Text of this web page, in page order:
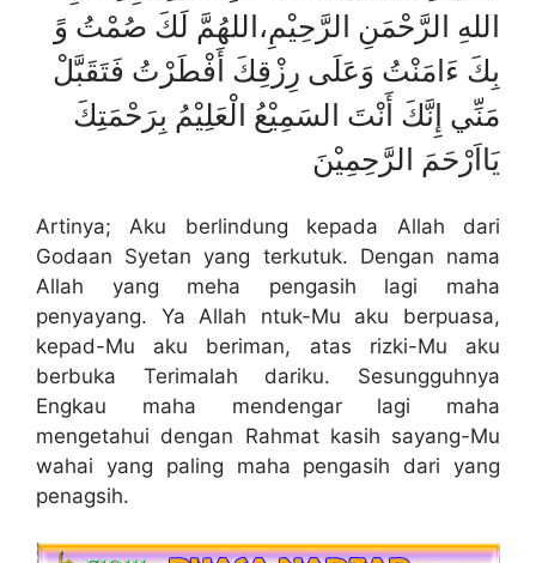
اللهِ الرَّحْمَنِ الرَّحِيْمِ،اللهُمَّ لَكَ صُمْتُ وً
بِكَ ءَامَنْتُ وَعَلَى رِزْقِكَ أَفْطَرْتُ فَتَقَبَّلْ
مَنِّي إِنَّكَ أَنْتَ السَمِيْعُ الْعَلِيْمُ بِرَحْمَتِكَ
يَااَرْحَمَ الرَّحِمِيْنَ
Artinya; Aku berlindung kepada Allah dari
Godaan Syetan yang terkutuk. Dengan nama
Allah yang meha pengasih lagi maha
penyayang. Ya Allah ntuk-Mu aku berpuasa,
kepad-Mu aku beriman, atas rizki-Mu aku
berbuka Terimalah dariku. Sesungguhnya
Engkau maha mendengar lagi maha
mengetahui dengan Rahmat kasih sayang-Mu
wahai yang paling maha pengasih dari yang
penagsih.